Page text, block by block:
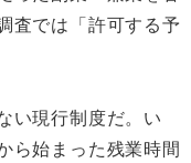
査では「許可する予
い現行制度だ。い
ら始まった残業時間